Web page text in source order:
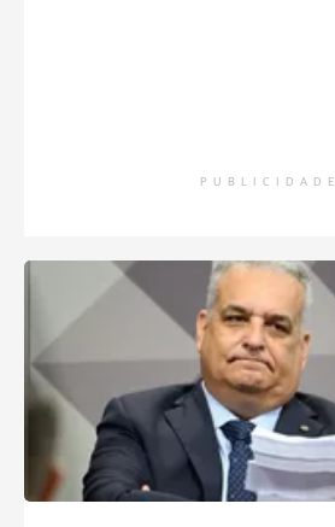
PUBLICIDADE